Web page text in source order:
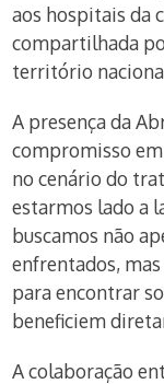
aos hospitais da
compartilhada
território
A presença da
compromisso
no cenário do
estarmos lado a
buscamos não
enfrentados,
para encontrar
beneficiem
A colaboração